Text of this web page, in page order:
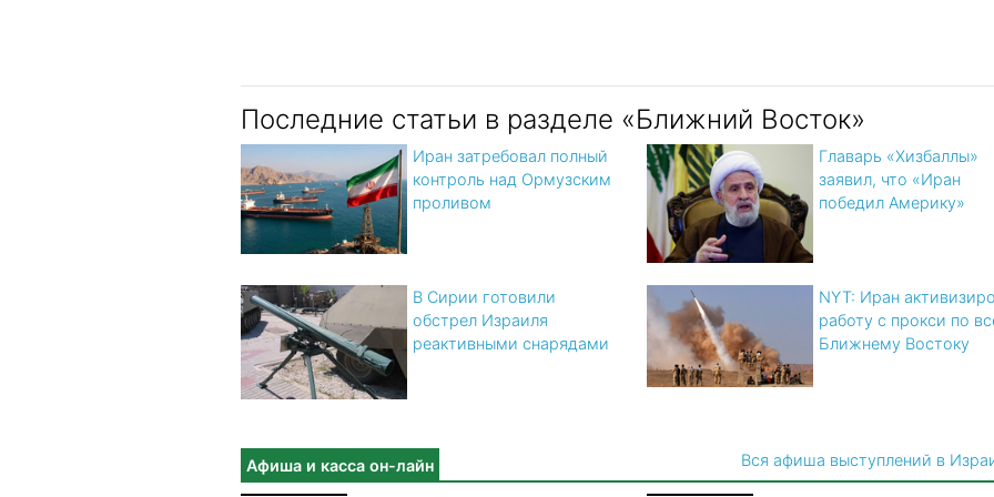
Последние статьи в разделе «Ближний Восток»
Иран затребовал полный
контроль над Ормузским
проливом
Главарь «Хизбаллы»
заявил, что «Иран
победил Америку»
В Сирии готовили
обстрел Израиля
реактивными снарядами
NYT: Иран
работу с прокси по
Ближнему Востоку
Афиша и касса он-лайн Вся афиша выступлений в